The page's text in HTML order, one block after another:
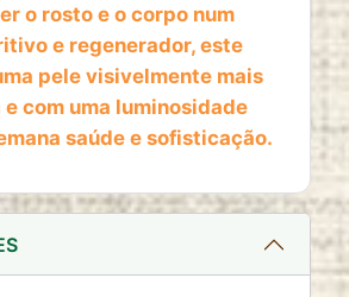
o rosto e o corpo num
e regenerador, este
pele visivelmente mais
com uma luminosidade
saúde e sofisticação.